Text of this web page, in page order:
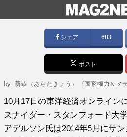
シェア 683
ポスト
by 新恭（あらたきょう）『国家権力＆メ
10月17日の東洋経済オンライン
スナイダー・スタンフォード大
アデルソン氏は2014年5月にサ